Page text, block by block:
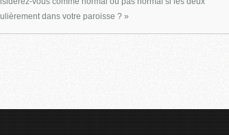
dans votre paroisse ? »